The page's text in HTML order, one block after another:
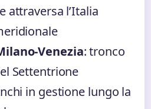
attraversa l’Italia
Venezia: tronco
Settentrione
in gestione lungo la